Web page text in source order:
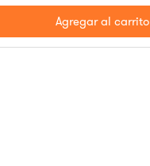
Agregar al carrito